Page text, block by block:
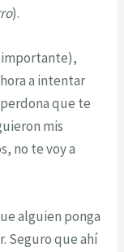
).
importante),
a intentar
que te
mis
no te voy a
alguien ponga
Seguro que ahí